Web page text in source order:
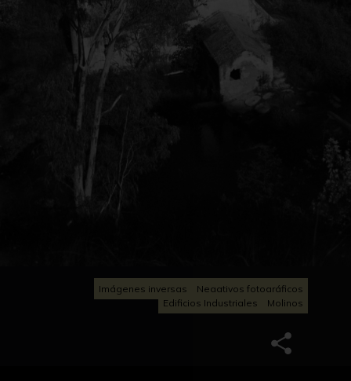
Imágenes inversas
Negativos fotográficos
Edificios Industriales
Molinos